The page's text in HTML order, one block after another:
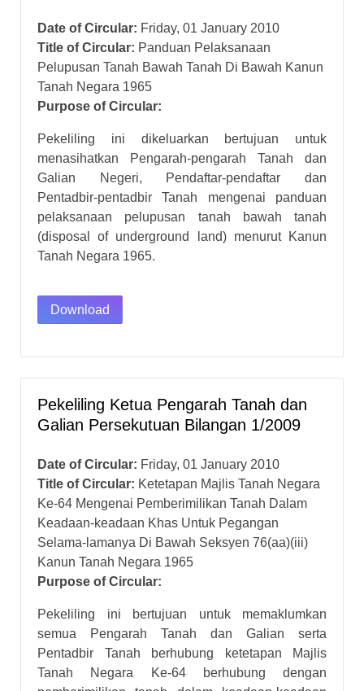
Date of Circular: Friday, 01 January 2010
Title of Circular: Panduan Pelaksanaan
Pelupusan Tanah Bawah Tanah Di Bawah Kanun
Tanah Negara 1965
Purpose of Circular:
Pekeliling ini dikeluarkan bertujuan untuk
menasihatkan Pengarah-pengarah Tanah dan
Galian Negeri, Pendaftar-pendaftar dan
Pentadbir-pentadbir Tanah mengenai panduan
pelaksanaan pelupusan tanah bawah tanah
(disposal of underground land) menurut Kanun
Tanah Negara 1965.
Download
Pekeliling Ketua Pengarah Tanah dan
Galian Persekutuan Bilangan 1/2009
Date of Circular: Friday, 01 January 2010
Title of Circular: Ketetapan Majlis Tanah Negara
Ke-64 Mengenai Pemberimilikan Tanah Dalam
Keadaan-keadaan Khas Untuk Pegangan
Selama-lamanya Di Bawah Seksyen 76(aa)(iii)
Kanun Tanah Negara 1965
Purpose of Circular:
Pekeliling ini bertujuan untuk memaklumkan
semua Pengarah Tanah dan Galian serta
Pentadbir Tanah berhubung ketetapan Majlis
Tanah Negara Ke-64 berhubung dengan